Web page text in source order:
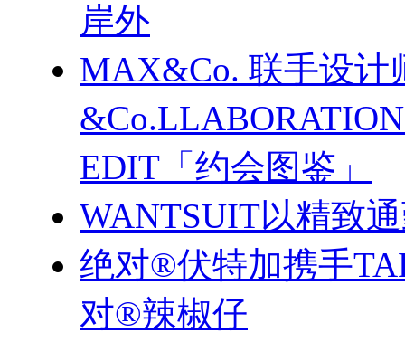
岸外
MAX&Co. 联手设计
EDIT「约会图鉴」
WANTSUIT以精致
绝对®伏特加携手
对®辣椒仔